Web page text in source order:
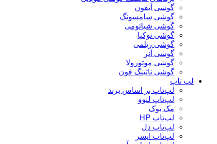
گوشی آیفون
گوشی سامسونگ
گوشی شیائومی
گوشی نوکیا
گوشی ریلمی
گوشی آنر
گوشی موتورولا
گوشی ناتینگ فون
لپ تاپ
لپ‌تاپ بر اساس برند
لپ‌تاپ لنوو
مک بوک
لپ‌تاپ HP
لپ‌تاپ دل
لپ‌تاپ ایسر